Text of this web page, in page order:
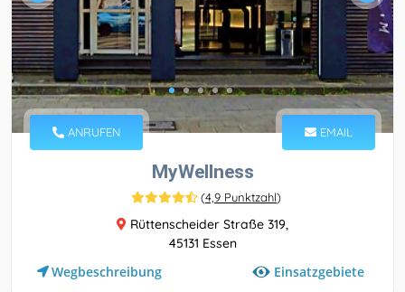
ANRUFEN EMAIL
MyWellness
(4,9 Punktzahl)
Rüttenscheider Straße 319,
45131 Essen
Wegbeschreibung Einsatzgebiete